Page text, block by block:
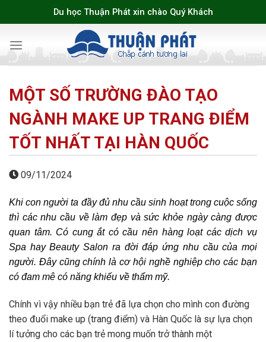
to
Du học Thuận Phát xin chào Quý Khách
MỘT SỐ TRƯỜNG ĐÀO TẠO
NGÀNH MAKE UP TRANG ĐIỂM
TỐT NHẤT TẠI HÀN QUỐC
09/11/2024
Khi con người ta đầy đủ nhu cầu sinh hoạt trong cuộc sống
thì các nhu cầu về làm đẹp và sức khỏe ngày càng được
quan tâm. Có cung ắt có cầu nên hàng loạt các dịch vụ
Spa hay Beauty Salon ra đời đáp ứng nhu cầu của mọi
người. Đây cũng chính là cơ hội nghề nghiệp cho các bạn
có đam mê có năng khiếu về thẩm mỹ.
Chính vì vậy nhiều bạn trẻ đã lựa chọn cho mình con đường
theo đuổi make up (trang điểm) và Hàn Quốc là sự lựa chọn
lí tưởng cho các bạn trẻ mong muốn trở thành một